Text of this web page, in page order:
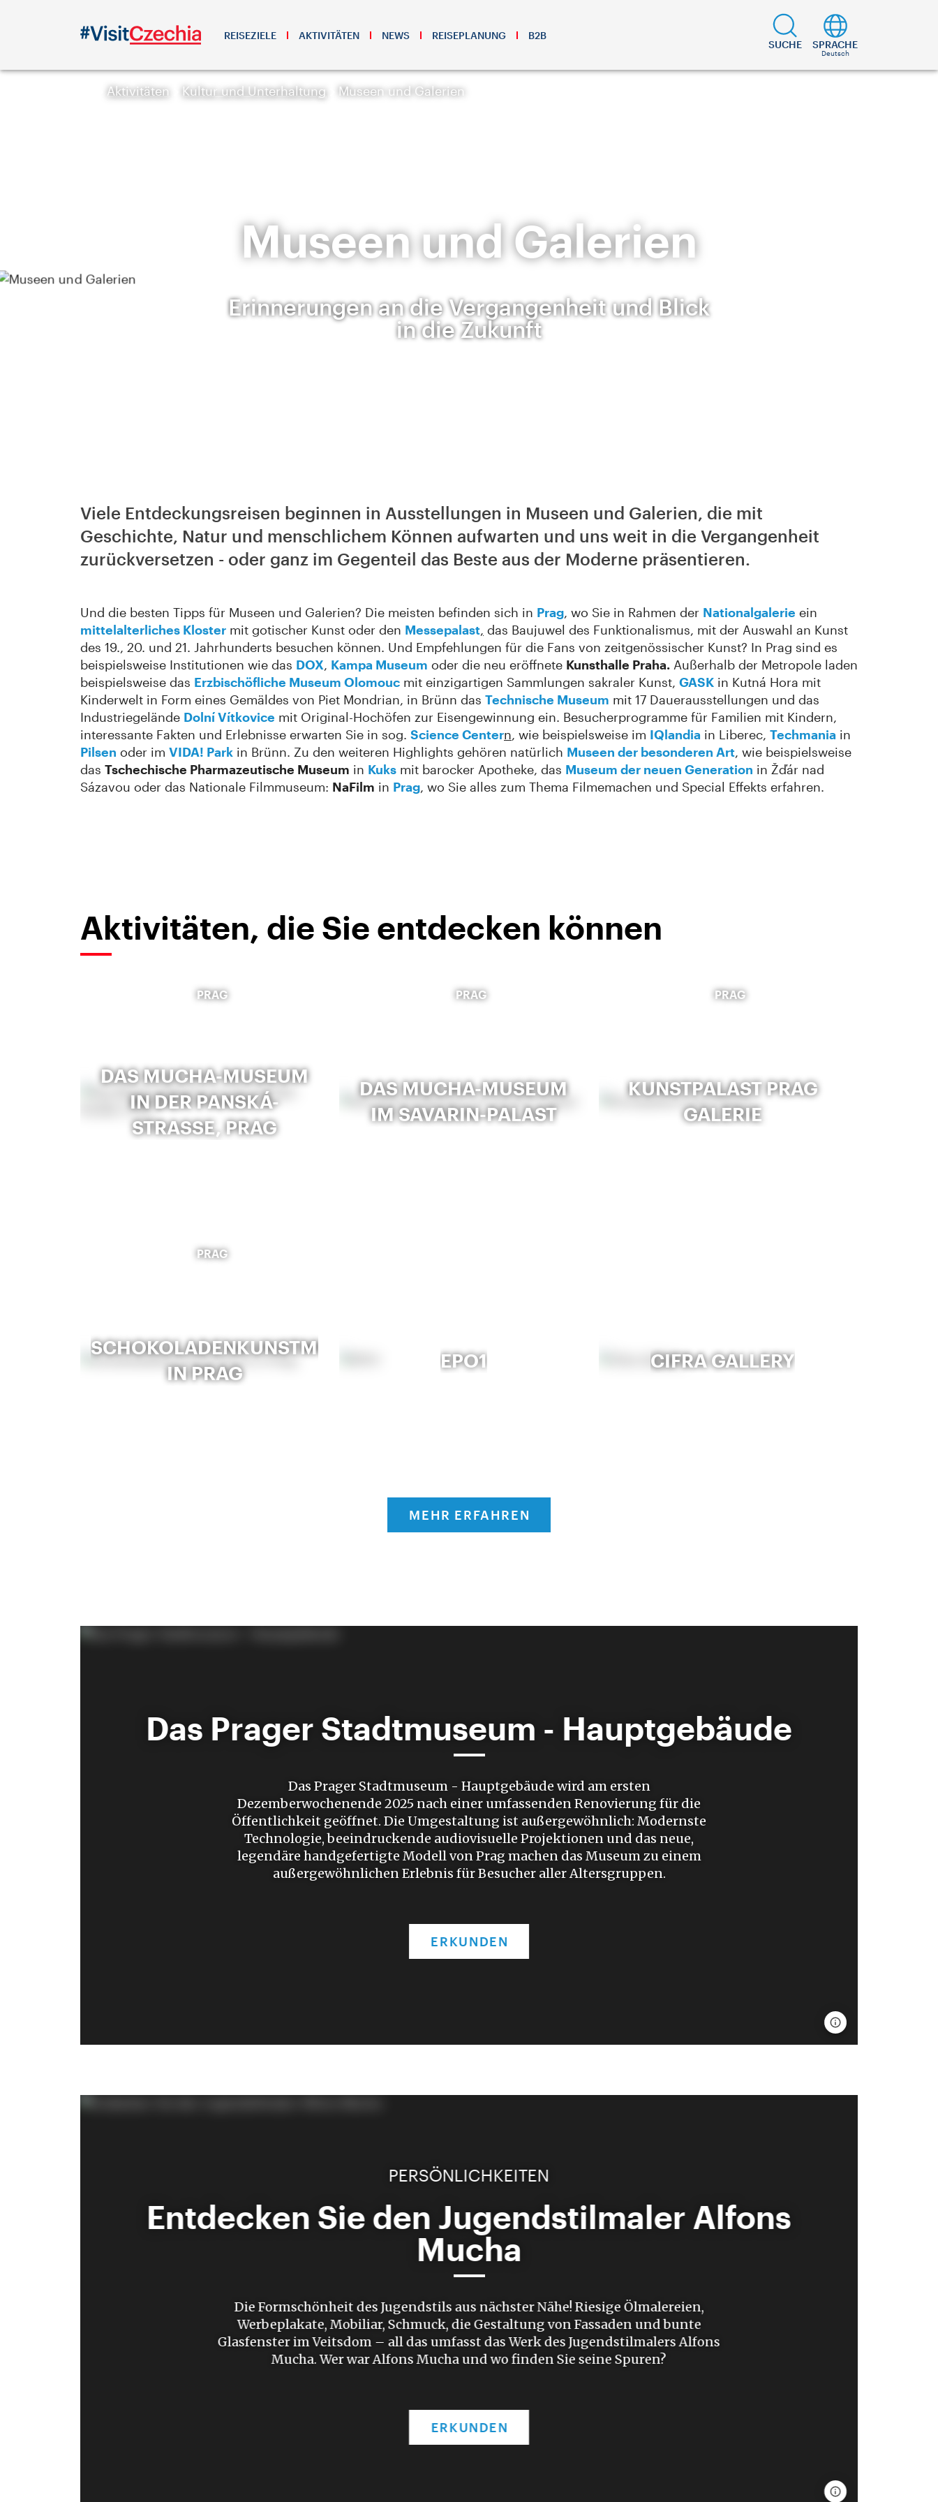
REISEZIELE AKTIVITÄTEN NEWS REISEPLANUNG B2B
SUCHE SPRACHE
Deutsch
Aktivitäten Kultur und Unterhaltung Museen und Galerien
Museen und Galerien
Erinnerungen an die Vergangenheit und Blick
in die Zukunft
Viele Entdeckungsreisen beginnen in Ausstellungen in Museen und Galerien, die mit
Geschichte, Natur und menschlichem Können aufwarten und uns weit in die Vergangenheit
zurückversetzen - oder ganz im Gegenteil das Beste aus der Moderne präsentieren.
Und die besten Tipps für Museen und Galerien? Die meisten befinden sich in Prag, wo Sie in Rahmen der Nationalgalerie ein
mittelalterliches Kloster mit gotischer Kunst oder den Messepalast, das Baujuwel des Funktionalismus, mit der Auswahl an Kunst
des 19., 20. und 21. Jahrhunderts besuchen können. Und Empfehlungen für die Fans von zeitgenössischer Kunst? In Prag sind es
beispielsweise Institutionen wie das DOX, Kampa Museum oder die neu eröffnete Kunsthalle Praha. Außerhalb der Metropole laden
beispielsweise das Erzbischöfliche Museum Olomouc mit einzigartigen Sammlungen sakraler Kunst, GASK in Kutná Hora mit
Kinderwelt in Form eines Gemäldes von Piet Mondrian, in Brünn das Technische Museum mit 17 Dauerausstellungen und das
Industriegelände Dolní Vítkovice mit Original-Hochöfen zur Eisengewinnung ein. Besucherprogramme für Familien mit Kindern,
interessante Fakten und Erlebnisse erwarten Sie in sog. Science Centern, wie beispielsweise im IQlandia in Liberec, Techmania in
Pilsen oder im VIDA! Park in Brünn. Zu den weiteren Highlights gehören natürlich Museen der besonderen Art, wie beispielsweise
das Tschechische Pharmazeutische Museum in Kuks mit barocker Apotheke, das Museum der neuen Generation in Žďár nad
Sázavou oder das Nationale Filmmuseum: NaFilm in Prag, wo Sie alles zum Thema Filmemachen und Special Effekts erfahren.
Aktivitäten, die Sie entdecken können
PRAG
DAS MUCHA-MUSEUM
IN DER PANSKÁ-
STRASSE, PRAG
PRAG
DAS MUCHA-MUSEUM
IM SAVARIN-PALAST
PRAG
KUNSTPALAST PRAG
GALERIE
PRAG
SCHOKOLADENKUNSTMUSEUM
IN PRAG
EPO1 CIFRA GALLERY
MEHR ERFAHREN
Das Prager Stadtmuseum - Hauptgebäude
Das Prager Stadtmuseum - Hauptgebäude wird am ersten
Dezemberwochenende 2025 nach einer umfassenden Renovierung für die
Öffentlichkeit geöffnet. Die Umgestaltung ist außergewöhnlich: Modernste
Technologie, beeindruckende audiovisuelle Projektionen und das neue,
legendäre handgefertigte Modell von Prag machen das Museum zu einem
außergewöhnlichen Erlebnis für Besucher aller Altersgruppen.
ERKUNDEN
PERSÖNLICHKEITEN
Entdecken Sie den Jugendstilmaler Alfons
Mucha
Die Formschönheit des Jugendstils aus nächster Nähe! Riesige Ölmalereien,
Werbeplakate, Mobiliar, Schmuck, die Gestaltung von Fassaden und bunte
Glasfenster im Veitsdom – all das umfasst das Werk des Jugendstilmalers Alfons
Mucha. Wer war Alfons Mucha und wo finden Sie seine Spuren?
ERKUNDEN